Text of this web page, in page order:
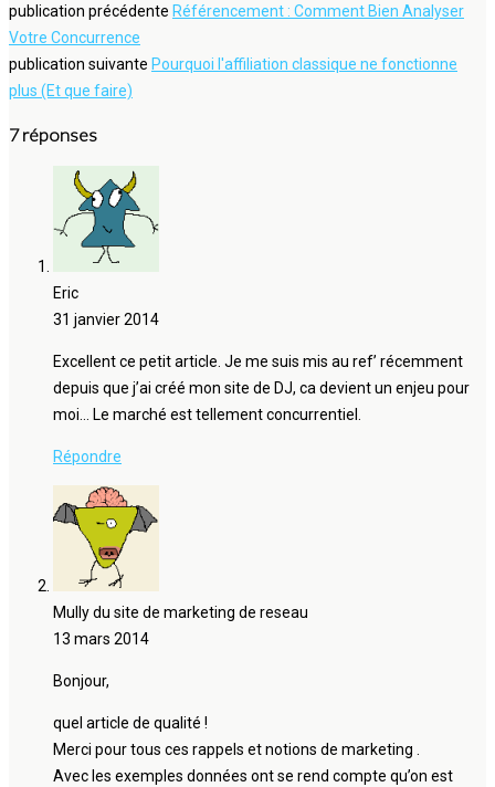
publication précédente Référencement : Comment Bien Analyser
Votre Concurrence
publication suivante Pourquoi l'affiliation classique ne fonctionne
plus (Et que faire)
7 réponses
Eric
31 janvier 2014
Excellent ce petit article. Je me suis mis au ref’ récemment
depuis que j’ai créé mon site de DJ, ca devient un enjeu pour
moi… Le marché est tellement concurrentiel.
Répondre
Mully du site de marketing de reseau
13 mars 2014
Bonjour,
quel article de qualité !
Merci pour tous ces rappels et notions de marketing .
Avec les exemples données ont se rend compte qu’on est